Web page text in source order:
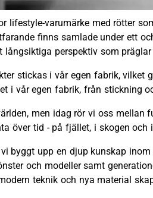
lifestyle-varumärke med rötter
finns samlade under ett
långsiktiga perspektiv som
stickas i vår egen fabrik,
i vår egen fabrik, från stickning
men idag rör vi oss
över tid - på fjället, i skogen och
byggt upp en djup kunskap
och modeller samt
teknik och nya material